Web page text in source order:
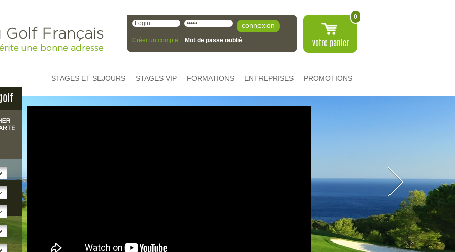
Golf Français
une bonne adresse
Créer un compte Mot de passe oublié votre panier
0
STAGES ET SEJOURS STAGES VIP FORMATIONS ENTREPRISES PROMOTIONS